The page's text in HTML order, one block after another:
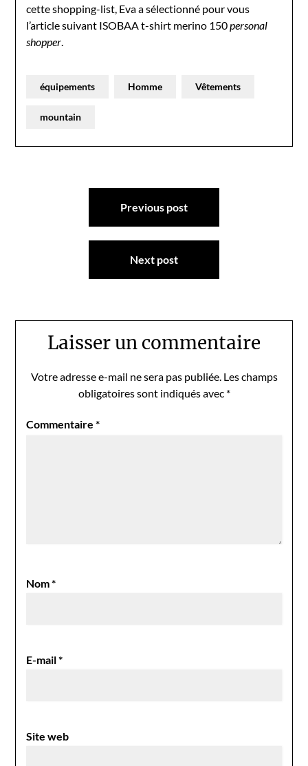
cette shopping-list, Eva a sélectionné pour vous
l’article suivant ISOBAA t-shirt merino 150personal
shopper.
équipements Homme Vêtements
mountain
Navigation
Previous post
Next post
Laisser un commentaire
Votre adresse e-mail ne sera pas publiée. Les champs
obligatoires sont indiqués avec *
Commentaire*
Nom*
E-mail*
Site web